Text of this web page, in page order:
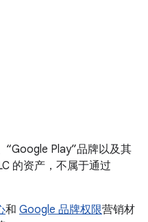
“Google Play”品牌以及其
的资产，不属于通过
和 Google 品牌权限营销材